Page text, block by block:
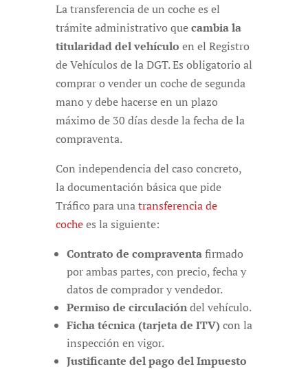
La transferencia de un coche es el
trámite administrativo quecambia la
titularidad del vehículo en el Registro
de Vehículos de la DGT. Es obligatorio al
comprar o vender un coche de segunda
mano y debe hacerse en un plazo
máximo de 30 días desde la fecha de la
compraventa.
Con independencia del caso concreto,
la documentación básica que pide
Tráfico para unatransferencia de
cochees la siguiente:
Contrato de compraventafirmado
por ambas partes, con precio, fecha y
datos de comprador y vendedor.
Permiso de circulacióndel vehículo.
Ficha técnica (tarjeta de ITV)con la
inspección en vigor.
Justificante del pago del Impuesto